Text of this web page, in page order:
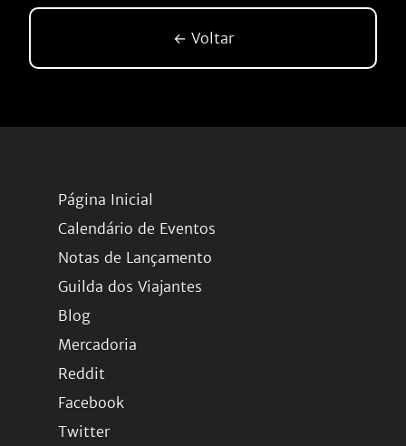
← Voltar
Página Inicial
Calendário de Eventos
Notas de Lançamento
Guilda dos Viajantes
Blog
Mercadoria
Reddit
Facebook
Twitter